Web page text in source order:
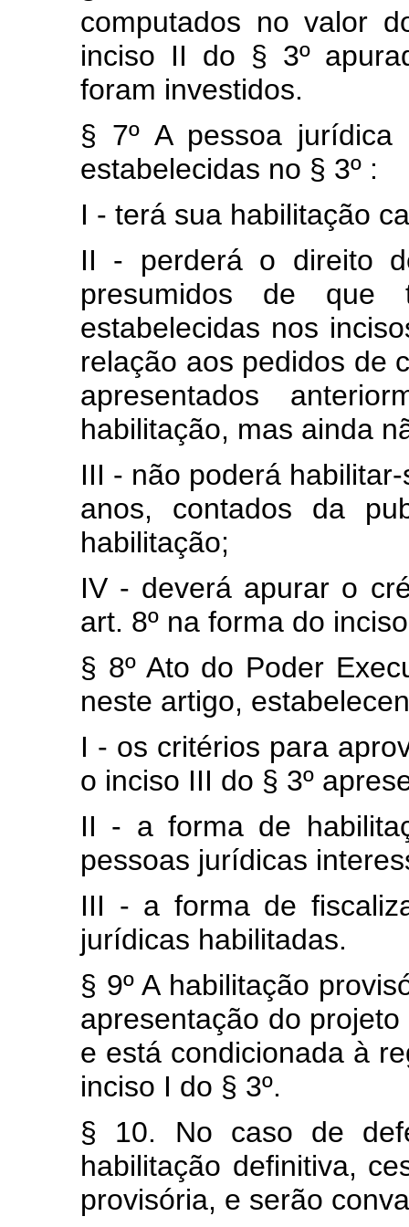
computados no valor
inciso II do § 3º
foram investidos.
§ 7º A pessoa jurídica
estabelecidas no § 3º :
I - terá sua habilitação
II - perderá o direito
presumidos de
estabelecidas nos
relação aos pedidos de
apresentados
habilitação, mas ainda
III - não poderá
anos, contados da
habilitação;
IV - deverá apurar o
art. 8º na forma do
§ 8º Ato do Poder
neste artigo,
I - os critérios para
o inciso III do § 3º
II - a forma de
pessoas jurídicas
III - a forma de
jurídicas habilitadas.
§ 9º A habilitação
apresentação do
e está condicionada à
inciso I do § 3º.
§ 10. No caso de
habilitação definitiva,
provisória, e serão